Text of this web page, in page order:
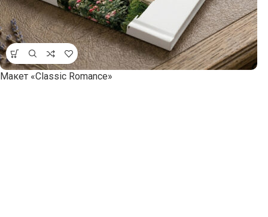
Макет «Classic Romance»